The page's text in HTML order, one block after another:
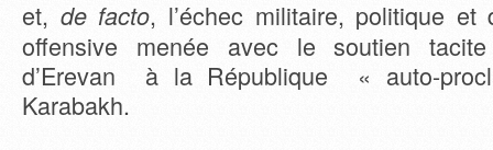
et, de facto, l’échec militaire, politique et
offensive menée avec le soutien
d’Erevan à la République « auto-
Karabakh.